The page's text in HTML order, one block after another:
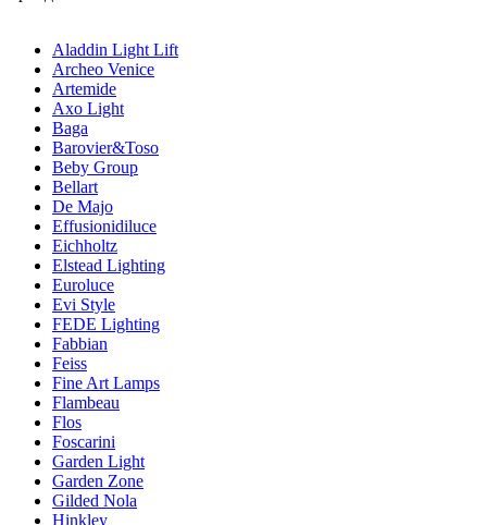
Aladdin Light Lift
Archeo Venice
Artemide
Axo Light
Baga
Barovier&Toso
Beby Group
Bellart
De Majo
Effusionidiluce
Eichholtz
Elstead Lighting
Euroluce
Evi Style
FEDE Lighting
Fabbian
Feiss
Fine Art Lamps
Flambeau
Flos
Foscarini
Garden Light
Garden Zone
Gilded Nola
Hinkley